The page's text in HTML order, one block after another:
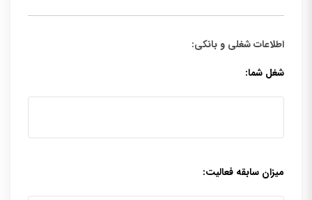
اطلاعات شغلی و بانکی:
شغل شما:
میزان سابقه فعالیت: